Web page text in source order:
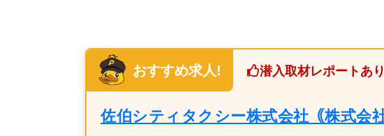
おすすめ求人! 潜入取材レポートあ
佐伯シティタクシー株式会社｟株式会